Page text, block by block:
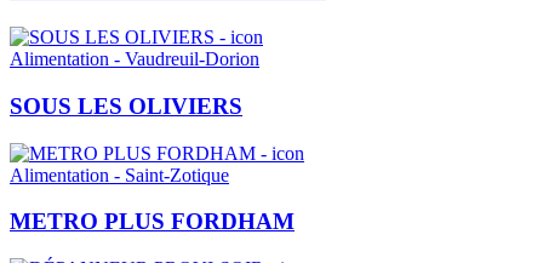
Alimentation - Vaudreuil-Dorion
SOUS LES OLIVIERS
Alimentation - Saint-Zotique
METRO PLUS FORDHAM